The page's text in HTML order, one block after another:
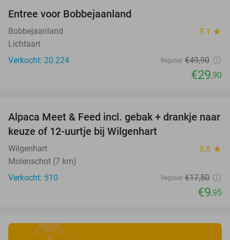
Entree voor Bobbejaanland
Bobbejaanland 9.1 star
Lichtaart
Verkocht: 20.224
Regulier €49,90
€29,90
43%
Alpaca Meet & Feed incl. gebak + drankje naar
keuze of 12-uurtje bij Wilgenhart
Wilgenhart 9.8 star
Molenschot (7 km)
Verkocht: 510
Regulier €17,50
€9,95